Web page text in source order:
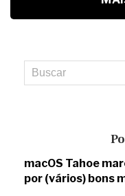
macOS Tahoe
por (vários) bons